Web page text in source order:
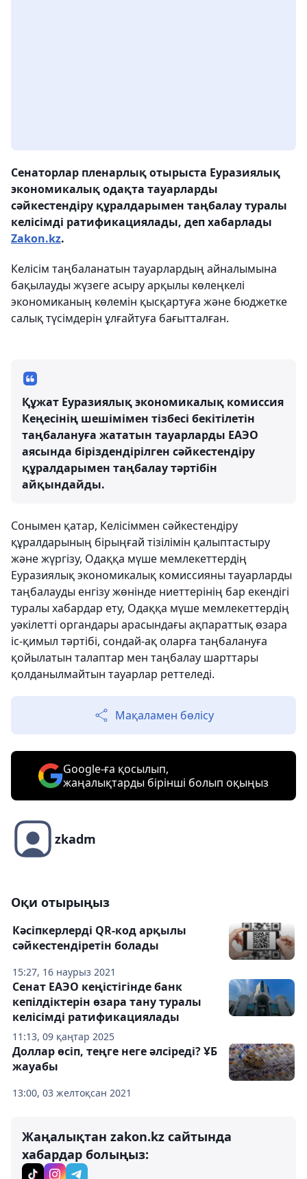
Сенаторлар пленарлық отырыста Еуразиялық
экономикалық одақта тауарларды
сәйкестендіру құралдарымен таңбалау туралы
келісімді ратификациялады, деп хабарлады
Zakon.kz.
Келісім таңбаланатын тауарлардың айналымына
бақылауды жүзеге асыру арқылы көлеңкелі
экономиканың көлемін қысқартуға және бюджетке
салық түсімдерін ұлғайтуға бағытталған.
Құжат Еуразиялық экономикалық комиссия
Кеңесінің шешімімен тізбесі бекітілетін
таңбалануға жататын тауарларды ЕАЭО
аясында біріздендірілген сәйкестендіру
құралдарымен таңбалау тәртібін
айқындайды.
Сонымен қатар, Келісіммен сәйкестендіру
құралдарының бірыңғай тізілімін қалыптастыру
және жүргізу, Одаққа мүше мемлекеттердің
Еуразиялық экономикалық комиссияны тауарларды
таңбалауды енгізу жөнінде ниеттерінің бар екендігі
туралы хабардар ету, Одаққа мүше мемлекеттердің
уәкілетті органдары арасындағы ақпараттық өзара
іс-қимыл тәртібі, сондай-ақ оларға таңбалануға
қойылатын талаптар мен таңбалау шарттары
қолданылмайтын тауарлар реттеледі.
Мақаламен бөлісу
Google-ға қосылып,
жаңалықтарды бірінші болып оқыңыз
zkadm
Оқи отырыңыз
15:27, 16 наурыз 2021
Кәсіпкерлерді QR-код арқылы
сәйкестендіретін болады
11:13, 09 қаңтар 2025
Сенат ЕАЭО кеңістігінде банк
кепілдіктерін өзара тану туралы
келісімді ратификациялады
13:00, 03 желтоқсан 2021
Доллар өсіп, теңге неге әлсіреді? ҰБ
жауабы
Жаңалықтан zakon.kz сайтында
хабардар болыңыз: